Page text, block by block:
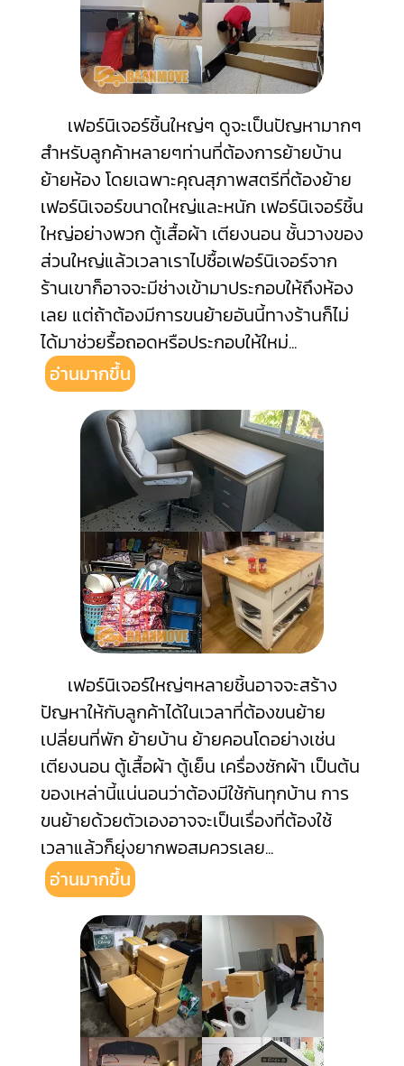
เฟอร์นิเจอร์ชิ้นใหญ่ๆ ดูจะเป็นปัญหามากๆ
สำหรับลูกค้าหลายๆท่านที่ต้องการย้ายบ้าน
ย้ายห้อง โดยเฉพาะคุณสุภาพสตรีที่ต้องย้าย
เฟอร์นิเจอร์ขนาดใหญ่และหนัก เฟอร์นิเจอร์ชิ้น
ใหญ่อย่างพวก ตู้เสื้อผ้า เตียงนอน ชั้นวางของ
ส่วนใหญ่แล้วเวลาเราไปซื้อเฟอร์นิเจอร์จาก
ร้านเขาก็อาจจะมีช่างเข้ามาประกอบให้ถึงห้อง
เลย แต่ถ้าต้องมีการขนย้ายอันนี้ทางร้านก็ไม่
ได้มาช่วยรื้อถอดหรือประกอบให้ใหม่...
อ่านมากขึ้น
เฟอร์นิเจอร์ใหญ่ๆหลายชิ้นอาจจะสร้าง
ปัญหาให้กับลูกค้าได้ในเวลาที่ต้องขนย้าย
เปลี่ยนที่พัก ย้ายบ้าน ย้ายคอนโดอย่างเช่น
เตียงนอน ตู้เสื้อผ้า ตู้เย็น เครื่องซักผ้า เป็นต้น
ของเหล่านี้แน่นอนว่าต้องมีใช้กันทุกบ้าน การ
ขนย้ายด้วยตัวเองอาจจะเป็นเรื่องที่ต้องใช้
เวลาแล้วก็ยุ่งยากพอสมควรเลย...
อ่านมากขึ้น